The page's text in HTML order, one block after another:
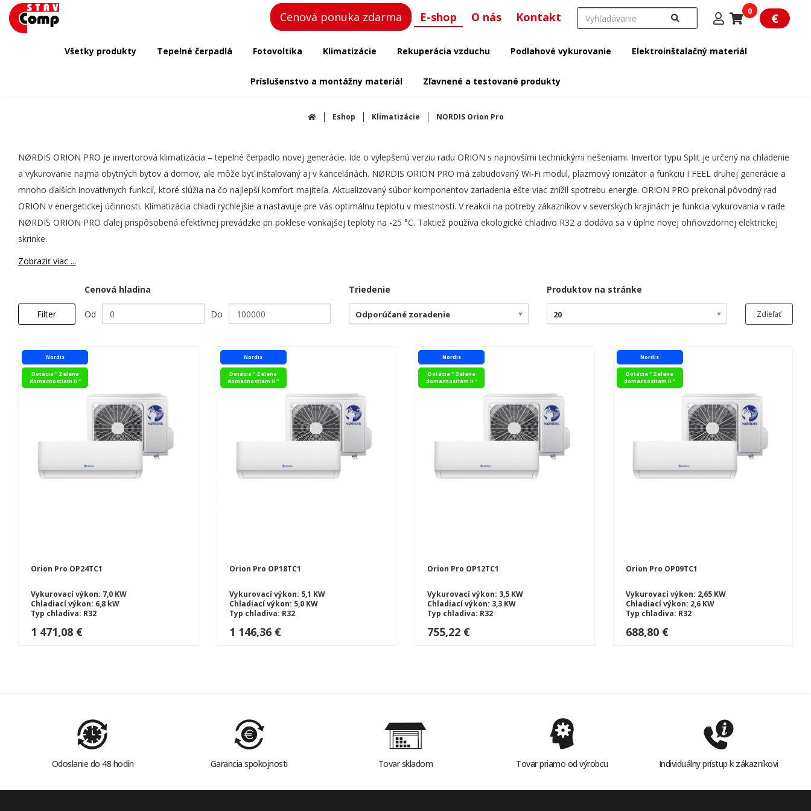
Cenová ponuka zdarma E-shop O nás Kontakt 0 €
Všetky produkty Tepelné čerpadlá Fotovoltika Klimatizácie Rekuperácia vzduchu Podlahové vykurovanie Elektroinštalačný materiál
Príslušenstvo a montážny materiál Zľavnené a testované produkty
Eshop Klimatizácie NORDIS Orion Pro
NØRDIS ORION PRO je invertorová klimatizácia – tepelné čerpadlo novej generácie. Ide o vylepšenú verziu radu ORION s najnovšími technickými riešeniami. Invertor typu Split je určený na chladenie
a vykurovanie najmä obytných bytov a domov, ale môže byť inštalovaný aj v kanceláriách. NØRDIS ORION PRO má zabudovaný Wi-Fi modul, plazmový ionizátor a funkciu I FEEL druhej generácie a
mnoho ďalších inovatívnych funkcií, ktoré slúžia na čo najlepší komfort majiteľa. Aktualizovaný súbor komponentov zariadenia ešte viac znížil spotrebu energie. ORION PRO prekonal pôvodný rad
ORION v energetickej účinnosti. Klimatizácia chladí rýchlejšie a nastavuje pre vás optimálnu teplotu v miestnosti. V reakcii na potreby zákazníkov v severských krajinách je funkcia vykurovania v rade
NØRDIS ORION PRO ďalej prispôsobená efektívnej prevádzke pri poklese vonkajšej teploty na -25 °C. Taktiež používa ekologické chladivo R32 a dodáva sa v úplne novej ohňovzdornej elektrickej
skrinke.
Zobraziť viac ...
Filter
Cenová hladina
Od Do
Triedenie
Odporúčané zoradenie
Produktov na stránke
20 Zdieľať
Nordis
Dotácia " Zelena
domacnostiam II "
Orion Pro OP24TC1
Vykurovací výkon: 7,0 KW
Chladiací výkon: 6,8 kW
Typ chladiva: R32
1 471,08 €
Nordis
Dotácia " Zelena
domacnostiam II "
Orion Pro OP18TC1
Vykurovací výkon: 5,1 KW
Chladiací výkon: 5,0 KW
Typ chladiva: R32
1 146,36 €
Nordis
Dotácia " Zelena
domacnostiam II "
Orion Pro OP12TC1
Vykurovací výkon: 3,5 KW
Chladiací výkon: 3,3 KW
Typ chladiva: R32
755,22 €
Nordis
Dotácia " Zelena
domacnostiam II "
Orion Pro OP09TC1
Vykurovací výkon: 2,65 KW
Chladiací výkon: 2,6 KW
Typ chladiva: R32
688,80 €
Odoslanie do 48 hodín Garancia spokojnosti Tovar skladom Tovar priamo od výrobcu Individuálny prístup k zákazníkovi